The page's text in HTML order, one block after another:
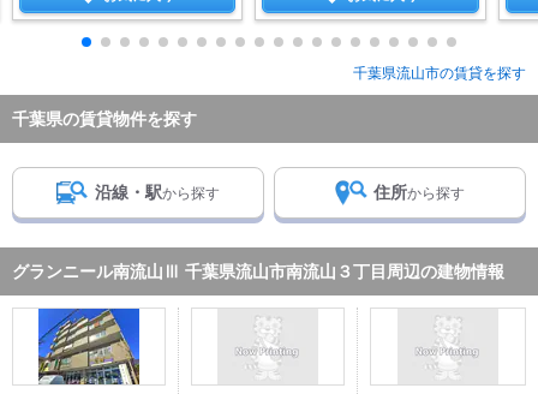
千葉県流山市の賃貸を探す
千葉県の賃貸物件を探す
沿線・駅から探す 住所から探す
グランニール南流山Ⅲ 千葉県流山市南流山３丁目周辺の建物情報